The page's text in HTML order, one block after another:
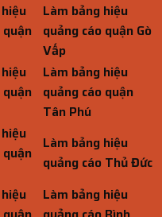
quận
Làm bảng hiệu
quảng cáo quận Gò
Vấp
quận
Làm bảng hiệu
quảng cáo quận
Tân Phú
quận
Làm bảng hiệu
quảng cáo Thủ Đức
Làm bảng hiệu